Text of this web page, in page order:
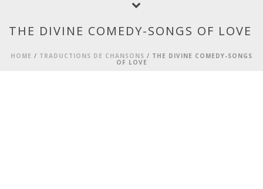
THE DIVINE COMEDY-SONGS OF LOVE
HOME / TRADUCTIONS DE CHANSONS / THE DIVINE COMEDY-SONGS
OF LOVE